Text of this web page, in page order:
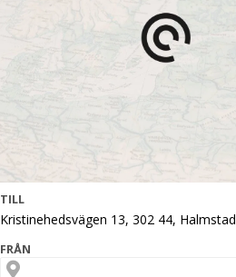
TILL
Kristinehedsvägen 13, 302 44, Halmstad
FRÅN